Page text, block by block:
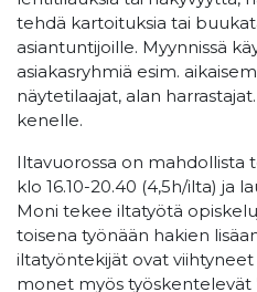
tehdä kartoituksia tai
asiantuntijoille. Myynnissä
asiakasryhmiä esim.
näytetilaajat, alan
kenelle.
Iltavuorossa on mahdollista
klo 16.10-20.40 (4,5h/ilta) ja
Moni tekee iltatyötä
toisena työnään hakien
iltatyöntekijät ovat
monet myös työskentelevät